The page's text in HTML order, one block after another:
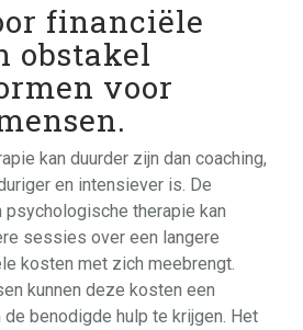
financiële
obstakel
voor
kan duurder zijn dan coaching,
en intensiever is. De
psychologische therapie kan
sessies over een langere
kosten met zich meebrengt.
kunnen deze kosten een
benodigde hulp te krijgen. Het